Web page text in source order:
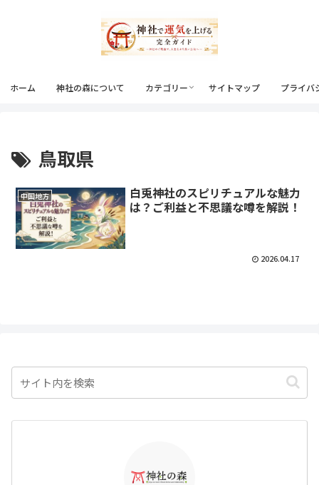
ホーム 神社の森について カテゴリー サイトマップ プライバ
鳥取県
中国地方
白兎神社のスピリチュアルな魅力
は？ご利益と不思議な噂を解説！
2026.04.17